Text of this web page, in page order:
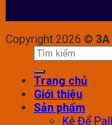
Copyright 2026 © 3A
Trang chủ
Giới thiệu
Sản phẩm
Kệ Để